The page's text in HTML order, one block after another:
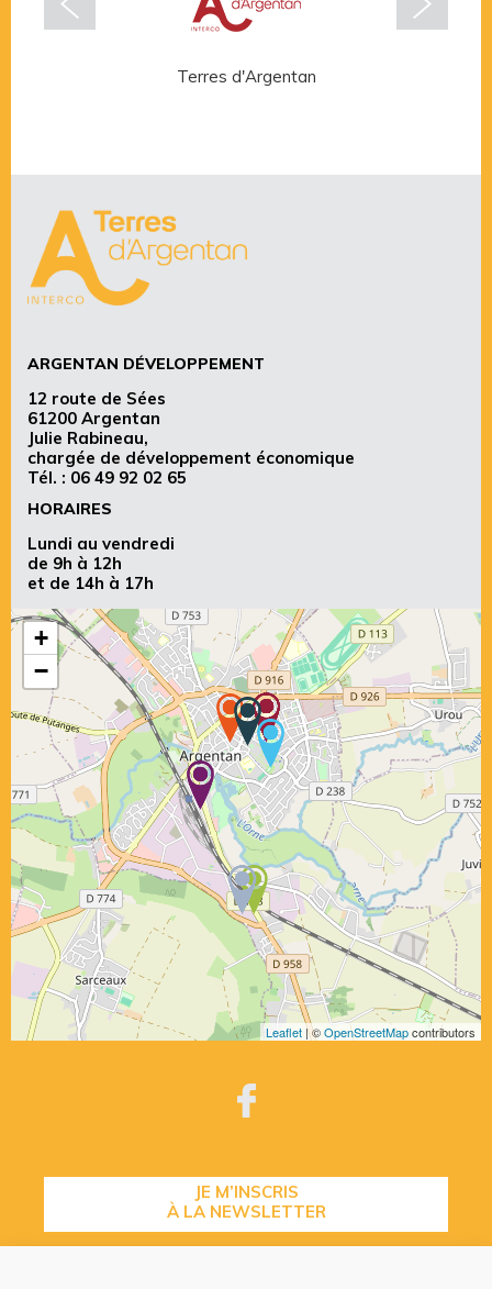
Terres d'Argentan
ARGENTAN DÉVELOPPEMENT
12 route de Sées
61200 Argentan
Julie Rabineau,
chargée de développement économique
Tél. : 06 49 92 02 65
HORAIRES
Lundi au vendredi
de 9h à 12h
et de 14h à 17h
+
−
Leaflet | ©OpenStreetMapcontributors
JE M’INSCRIS
À LA NEWSLETTER